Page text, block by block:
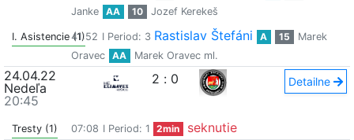
Janke
AA 10 Jozef Kerekeš
I. Asistencie (1)41:52 I Period: 3 Rastislav Štefáni A 15
Marek
Oravec
AA Marek Oravec ml.
24.04.22
Nedeľa
20:45
2 : 0 Detailne
Tresty (1) 07:08 I Period: 1 2min
seknutie